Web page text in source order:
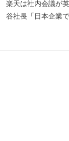
楽天は社内会議が
谷社長「日本企業で